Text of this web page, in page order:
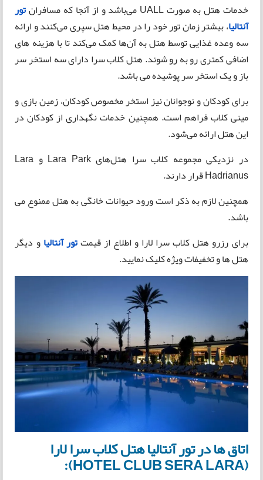
خدمات هتل به صورت UALL می‌باشد و از آنجا که مسافران
تور
آنتالیا، بیشتر زمان تور خود را در محیط هتل سپری می‌کنند و ارائه
سه وعده غذایی توسط هتل به آن‌ها کمک می‌کند تا با هزینه های
اضافی کمتری رو به رو شوند. هتل کلاب سرا دارای سه استخر سر
باز و یک استخر سر‌ پوشیده می باشد.
برای کودکان و نوجوانان نیز استخر مخصوص کودکان، زمین بازی و
مینی کلاب فراهم است. همچنین خدمات نگهداری از کودکان در
این هتل ارائه می‌شود.
در نزدیکی مجموعه کلاب سرا هتل‌های Lara Park و Lara
Hadrianus قرار دارند.
همچنین لازم به ذکر است ورود حیوانات خانگی به هتل ممنوع می
باشد.
برای رزرو هتل کلاب سرا لارا و اطلاع از قیمتتور آنتالیاو دیگر
هتل ها و تخفیفات ویژه کلیک نمایید.
اتاق ها در تور آنتالیا هتل کلاب سرا لارا
(HOTEL CLUB SERA LARA):